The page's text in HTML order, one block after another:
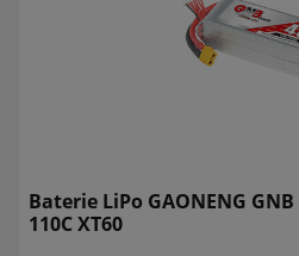
Baterie LiPo GAONENG GNB
110C XT60